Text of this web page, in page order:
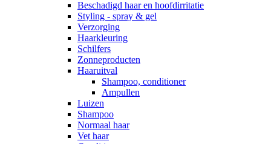
Beschadigd haar en hoofdirritatie
Styling - spray & gel
Verzorging
Haarkleuring
Schilfers
Zonneproducten
Haaruitval
Shampoo, conditioner
Ampullen
Luizen
Shampoo
Normaal haar
Vet haar